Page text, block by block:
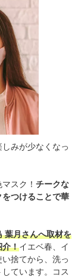
みが少なくなっ
スク！ チークな
つけることで華
葉月さんへ取材を
介！イエベ春、イ
捨てから、洗っ
ています。コス